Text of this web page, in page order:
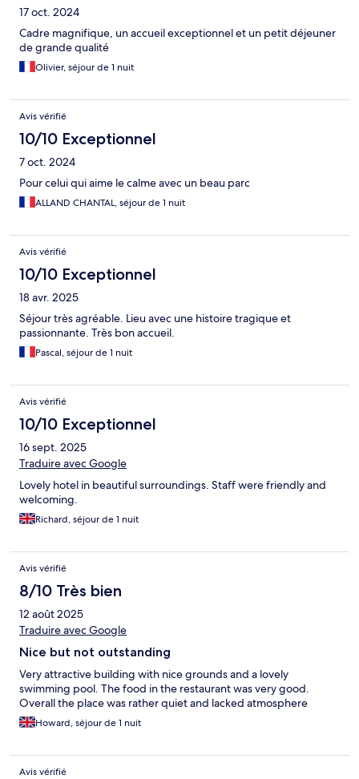
17 oct. 2024
Cadre magnifique, un accueil exceptionnel et un petit déjeuner
de grande qualité
Olivier, séjour de 1 nuit
Avis vérifié
10/10 Exceptionnel
7 oct. 2024
Pour celui qui aime le calme avec un beau parc
ALLAND CHANTAL, séjour de 1 nuit
Avis vérifié
10/10 Exceptionnel
18 avr. 2025
Séjour très agréable. Lieu avec une histoire tragique et
passionnante. Très bon accueil.
Pascal, séjour de 1 nuit
Avis vérifié
10/10 Exceptionnel
16 sept. 2025
Traduire avec Google
Lovely hotel in beautiful surroundings. Staff were friendly and
welcoming.
Richard, séjour de 1 nuit
Avis vérifié
8/10 Très bien
12 août 2025
Traduire avec Google
Nice but not outstanding
Very attractive building with nice grounds and a lovely
swimming pool. The food in the restaurant was very good.
Overall the place was rather quiet and lacked atmosphere
Howard, séjour de 1 nuit
Avis vérifié